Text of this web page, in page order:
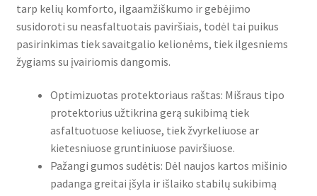
tarp kelių komforto, ilgaamžiškumo ir gebėjimo
susidoroti su neasfaltuotais paviršiais, todėl tai puikus
pasirinkimas tiek savaitgalio kelionėms, tiek ilgesniems
žygiams su įvairiomis dangomis.
Optimizuotas protektoriaus raštas: Mišraus tipo
protektorius užtikrina gerą sukibimą tiek
asfaltuotuose keliuose, tiek žvyrkeliuose ar
kietesniuose gruntiniuose paviršiuose.
Pažangi gumos sudėtis: Dėl naujos kartos mišinio
padanga greitai įšyla ir išlaiko stabilų sukibimą